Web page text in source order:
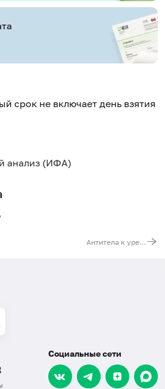
срок не включает день взятия
анализ (ИФА)
Антитела к уреаплазме уреалитикум (Ureaplasma urealyticum, IgA)
Социальные сети